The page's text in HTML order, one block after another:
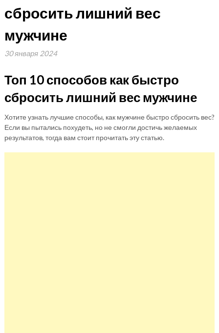
сбросить лишний вес
мужчине
30 января 2024
Топ 10 способов как быстро
сбросить лишний вес мужчине
Хотите узнать лучшие способы, как мужчине быстро сбросить вес?
Если вы пытались похудеть, но не смогли достичь желаемых
результатов, тогда вам стоит прочитать эту статью.